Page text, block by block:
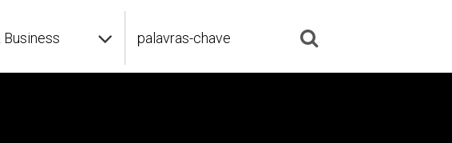
Business